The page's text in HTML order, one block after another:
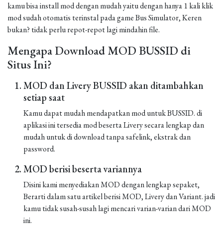
kamu bisa install mod dengan mudah yaitu dengan hanya 1 kali klik
mod sudah otomatis terinstal pada game Bus Simulator, Keren
bukan? tidak perlu repot-repot lagi mindahin file.
Mengapa Download MOD BUSSID di
Situs Ini?
MOD dan Livery BUSSID akan ditambahkan
setiap saat
Kamu dapat mudah mendapatkan mod untuk BUSSID. di
aplikasi ini tersedia mod beserta Livery secara lengkap dan
mudah untuk di download tanpa safelink, ekstrak dan
password.
MOD berisi beserta variannya
Disini kami menyediakan MOD dengan lengkap sepaket,
Berarti dalam satu artikel berisi MOD, Livery dan Variant. jadi
kamu tidak susah-susah lagi mencari varian-varian dari MOD
ini.